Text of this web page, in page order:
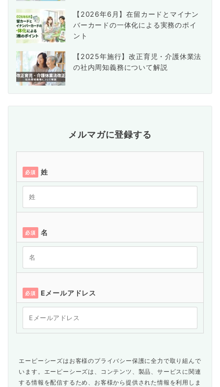
【2026年6月】在留カードとマイナン
バーカードの一体化による実務のポイ
ント
【2025年施行】改正育児・介護休業法
の社内周知義務について解説
メルマガに登録する
必須 姓
必須 名
必須 Eメールアドレス
エーピーシーズはお客様のプライバシー保護に全力で取り組んで
います。エーピーシーズは、コンテンツ、製品、サービスに関連
する情報を配信するため、お客様から提供された情報を利用しま